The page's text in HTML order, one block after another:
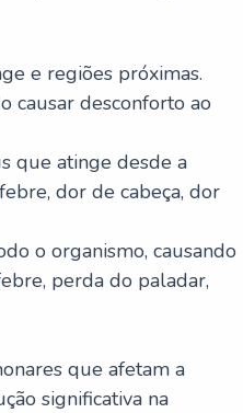
e regiões próximas.
causar desconforto ao
que atinge desde a
dor de cabeça, dor
o organismo, causando
perda do paladar,
que afetam a
significativa na